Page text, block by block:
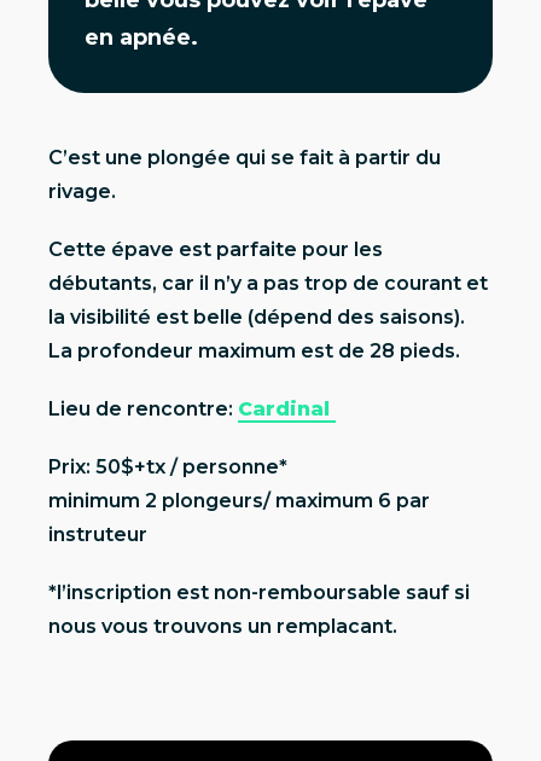
en apnée.
C’est une plongée qui se fait à partir du
rivage.
Cette épave est parfaite pour les
débutants, car il n’y a pas trop de courant et
la visibilité est belle (dépend des saisons).
La profondeur maximum est de 28 pieds.
Lieu de rencontre: Cardinal
Prix: 50$+tx / personne*
minimum 2 plongeurs/ maximum 6 par
instruteur
*l’inscription est non-remboursable sauf si
nous vous trouvons un remplacant.